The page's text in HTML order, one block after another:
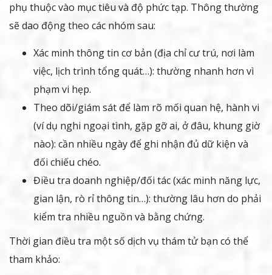
phụ thuộc vào mục tiêu và độ phức tạp. Thông thường
sẽ dao động theo các nhóm sau:
Xác minh thông tin cơ bản (địa chỉ cư trú, nơi làm
việc, lịch trình tổng quát…): thường nhanh hơn vì
phạm vi hẹp.
Theo dõi/giám sát để làm rõ mối quan hệ, hành vi
(ví dụ nghi ngoại tình, gặp gỡ ai, ở đâu, khung giờ
nào): cần nhiều ngày để ghi nhận đủ dữ kiện và
đối chiếu chéo.
Điều tra doanh nghiệp/đối tác (xác minh năng lực,
gian lận, rò rỉ thông tin…): thường lâu hơn do phải
kiểm tra nhiều nguồn và bằng chứng.
Thời gian điều tra một số dịch vụ thám tử bạn có thể
tham khảo: